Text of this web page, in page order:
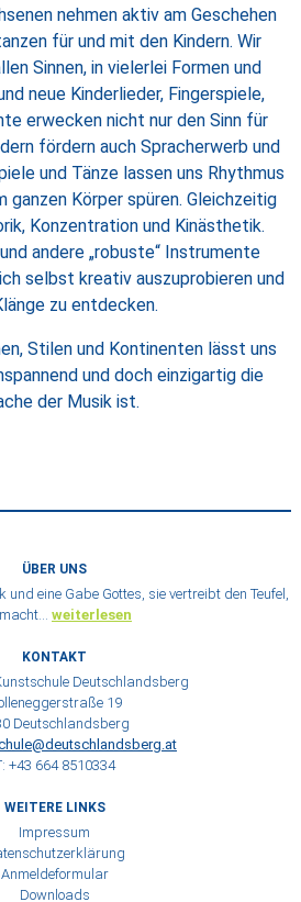
nehmen aktiv am Geschehen
für und mit den Kindern. Wir
Sinnen, in vielerlei Formen und
neue Kinderlieder, Fingerspiele,
erwecken nicht nur den Sinn für
fördern auch Spracherwerb und
und Tänze lassen uns Rhythmus
ganzen Körper spüren. Gleichzeitig
Konzentration und Kinästhetik.
andere „robuste“ Instrumente
selbst kreativ auszuprobieren und
zu entdecken.
Stilen und Kontinenten lässt uns
und doch einzigartig die
der Musik ist.
ÜBER UNS
und eine Gabe Gottes, sie vertreibt den Teufel,
weiterlesen
KONTAKT
Deutschlandsberg
19
Deutschlandsberg
+43 664 8510334
WEITERE LINKS
Impressum
Anmeldeformular
Downloads